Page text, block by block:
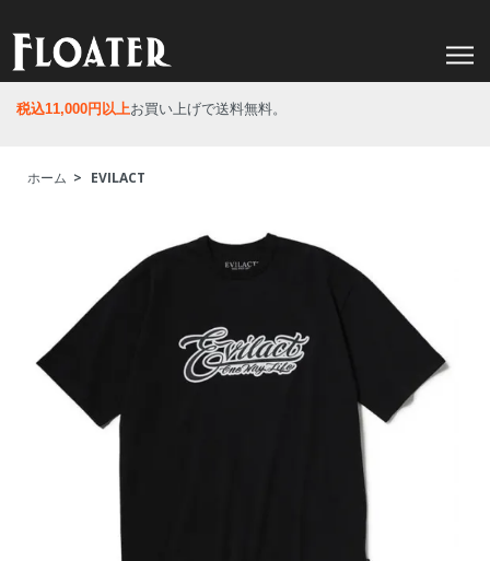
税込11,000円以上お買い上げで送料無料。
ホーム > EVILACT